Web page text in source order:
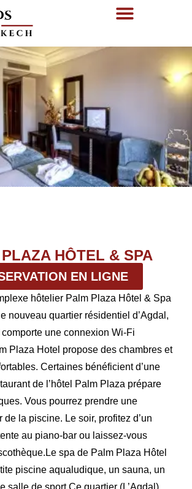
HÔTEL & SPA
EN LIGNE
hôtelier Palm Plaza Hôtel & Spa
nouveau quartier résidentiel d’Agdal,
une connexion Wi-Fi
Plaza Hotel propose des chambres et
Certaines bénéficient d’une
de l’hôtel Palm Plaza prépare
Vous pourrez prendre une
de la piscine. Le soir, profitez d’un
au piano-bar ou laissez-vous
spa de Palm Plaza Hôtel
piscine aqualudique, un sauna, un